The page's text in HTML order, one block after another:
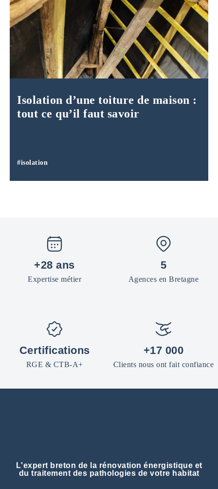
Isolation d’une toiture de maison :
tout ce qu’il faut savoir
#isolation
+28 ans
Expertise métier
5
Agences en Bretagne
Certifications
RGE & CTB-A+
+17 000
Clients nous ont fait confiance
L'expert breton de la rénovation énergistique et
du traitement des pathologies de votre habitat